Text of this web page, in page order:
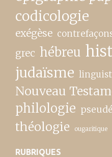
codicologie
exégèse
grec hébreu
judaïsme
Nouveau
philologie
théologie ougaritique
RUBRIQUES